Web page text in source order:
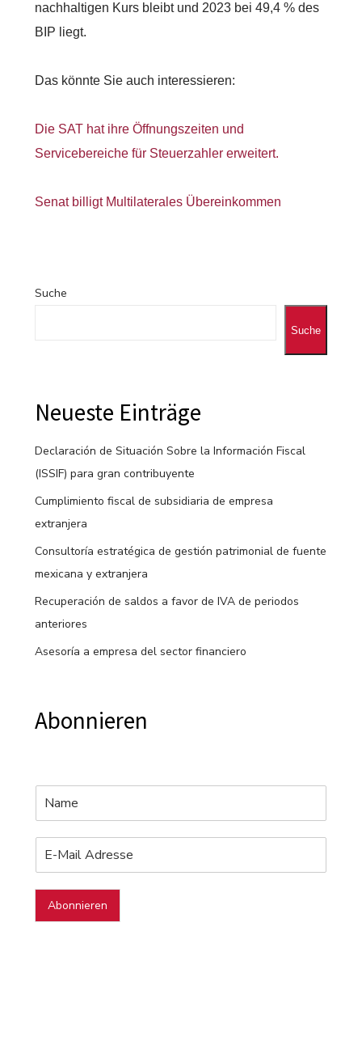
nachhaltigen Kurs bleibt und 2023 bei 49,4 % des
BIP liegt.
Das könnte Sie auch interessieren:
Die SAT hat ihre Öffnungszeiten und
Servicebereiche für Steuerzahler erweitert.
Senat billigt Multilaterales Übereinkommen
Suche
Suche
Neueste Einträge
Declaración de Situación Sobre la Información Fiscal
(ISSIF) para gran contribuyente
Cumplimiento fiscal de subsidiaria de empresa
extranjera
Consultoría estratégica de gestión patrimonial de fuente
mexicana y extranjera
Recuperación de saldos a favor de IVA de periodos
anteriores
Asesoría a empresa del sector financiero
Abonnieren
Abonnieren